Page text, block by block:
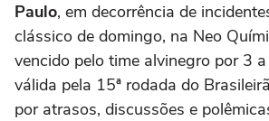
Paulo, em decorrência de
clássico de domingo, na Neo
vencido pelo time alvinegro por 3
válida pela 15ª rodada do
por atrasos, discussões e